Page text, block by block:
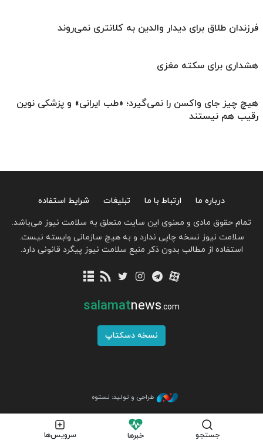
فرزندان طلاق برای دیدار والدین به کلانتری نمی‌روند
هشداری برای سکته مغزی
هیچ چیز جای واکسن را نمی‌گیرد؛ «طب ایرانی» و پزشکی نوین
رقیب هم نیستند
جستجو خبرها سرویس‌ها
درباره ما ارتباط با ما تبلیغات
شرایط استفاده
تمام حقوق مادی و معنوی این سایت متعلق به سلامت نیوز می‌باشد.
سلامت نیوز نسخه چاپی ندارد و به هیچ سازمانی وابسته نیست.
استفاده از مطالب بدون ذکر منبع سلامت نیوز پیگرد قانونی دارد.
salamatnews.com
نسخه دسکتاپ
طراحی و تولید: نستوه